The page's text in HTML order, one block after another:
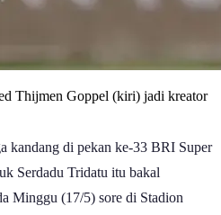
Thijmen Goppel (kiri) jadi kreator
kandang di pekan ke-33 BRI Super
Serdadu Tridatu itu bakal
Minggu (17/5) sore di Stadion